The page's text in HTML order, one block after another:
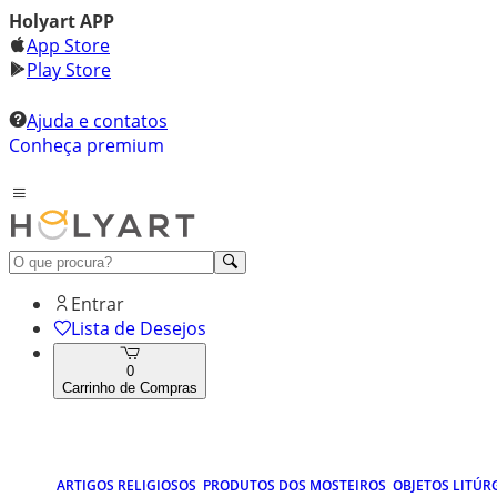
Holyart APP
App Store
Play Store
Ajuda e contatos
Conheça premium
Entrar
Lista de Desejos
0
Carrinho de Compras
ARTIGOS RELIGIOSOS PRODUTOS DOS MOSTEIROS OBJETOS